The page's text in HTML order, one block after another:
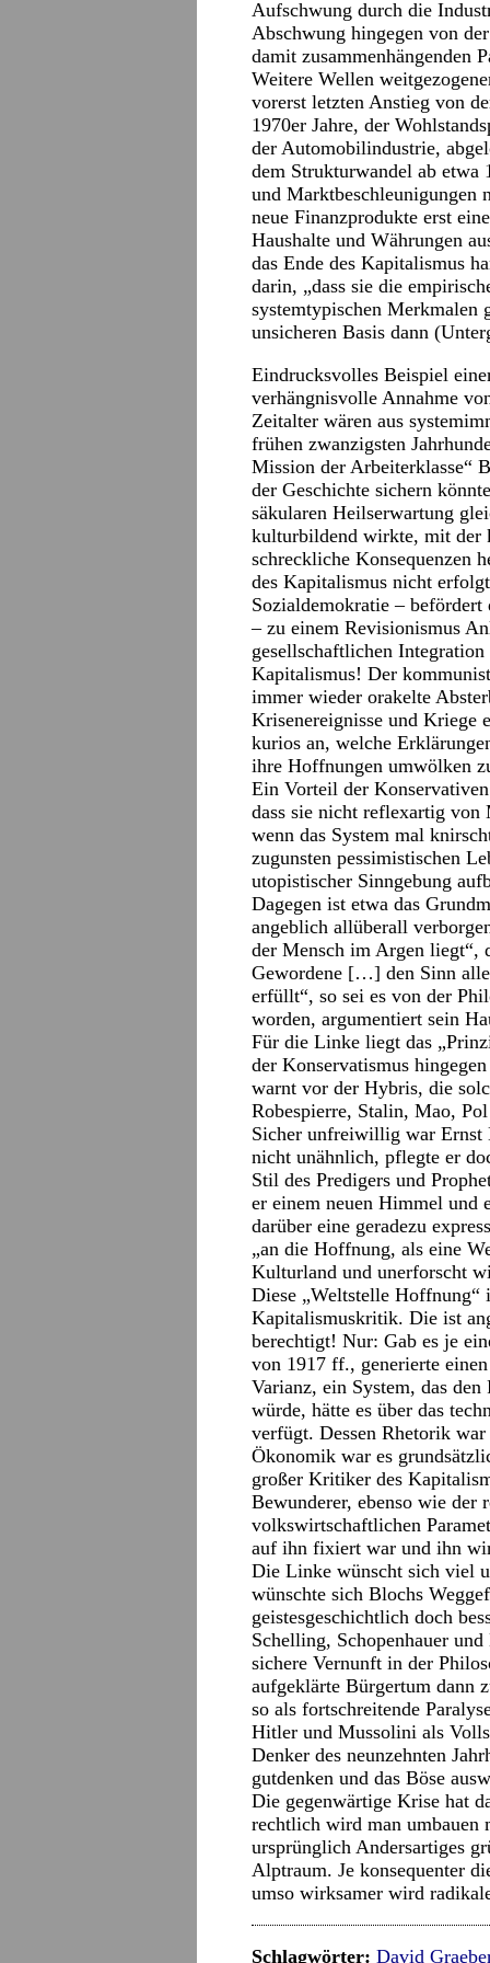
Aufschwung durch die
Abschwung hingegen von
damit zusammenhängenden
Weitere Wellen
vorerst letzten Anstieg von
1970er Jahre, der
der Automobilindustrie,
dem Strukturwandel ab
und Marktbeschleunigungen
neue Finanzprodukte erst
Haushalte und Währungen
das Ende des Kapitalismus
darin, „dass sie die
systemtypischen Merkmalen
unsicheren Basis dann
Eindrucksvolles Beispiel
verhängnisvolle Annahme
Zeitalter wären aus
frühen zwanzigsten
Mission der Arbeiterklasse“
der Geschichte sichern
säkularen Heilserwartung
kulturbildend wirkte, mit der
schreckliche Konsequenzen
des Kapitalismus nicht
Sozialdemokratie – befördert
– zu einem Revisionismus
gesellschaftlichen
Kapitalismus! Der
immer wieder orakelte
Krisenereignisse und Kriege
kurios an, welche
ihre Hoffnungen umwölken
Ein Vorteil der
dass sie nicht reflexartig von
wenn das System mal
zugunsten pessimistischen
utopistischer Sinngebung
Dagegen ist etwa das
angeblich allüberall
der Mensch im Argen liegt“,
Gewordene […] den Sinn
erfüllt“, so sei es von der
worden, argumentiert sein
Für die Linke liegt das
der Konservatismus
warnt vor der Hybris, die
Robespierre, Stalin, Mao,
Sicher unfreiwillig war Ernst
nicht unähnlich, pflegte er
Stil des Predigers und
er einem neuen Himmel und
darüber eine geradezu
„an die Hoffnung, als eine
Kulturland und unerforscht
Diese „Weltstelle Hoffnung“
Kapitalismuskritik. Die ist
berechtigt! Nur: Gab es je
von 1917 ff., generierte
Varianz, ein System, das den
würde, hätte es über das
verfügt. Dessen Rhetorik
Ökonomik war es
großer Kritiker des
Bewunderer, ebenso wie der
volkswirtschaftlichen
auf ihn fixiert war und ihn
Die Linke wünscht sich viel
wünschte sich Blochs
geistesgeschichtlich doch
Schelling, Schopenhauer
sichere Vernunft in der
aufgeklärte Bürgertum dann
so als fortschreitende
Hitler und Mussolini als
Denker des neunzehnten
gutdenken und das Böse
Die gegenwärtige Krise hat
rechtlich wird man umbauen
ursprünglich Andersartiges
Alptraum. Je konsequenter
umso wirksamer wird
Schlagwörter: David